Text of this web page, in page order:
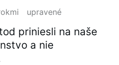
upravené
priniesli na naše
a nie